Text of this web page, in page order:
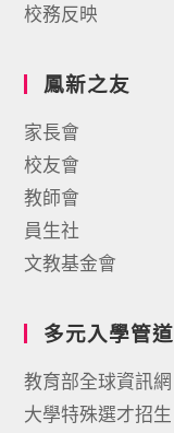
校務反映
鳳新之友
家長會
校友會
教師會
員生社
文教基金會
多元入學管道
教育部全球資訊網
大學特殊選才招生